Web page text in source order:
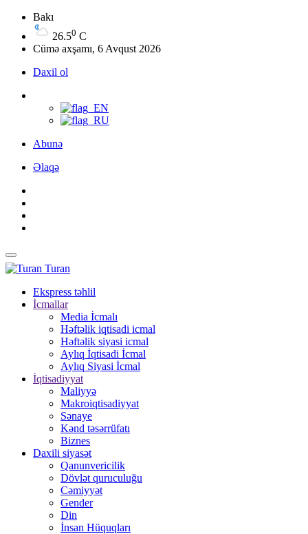
Bakı
26.50 C
Cümə axşamı, 6 Avqust 2026
Daxil ol
Abunə
Əlaqə
Turan
Ekspress təhlil
İcmallar
Media İcmalı
Həftəlik iqtisadi icmal
Həftəlik siyasi icmal
Aylıq İqtisadi İcmal
Aylıq Siyasi İcmal
İqtisadiyyat
Maliyyə
Makroiqtisadiyyat
Sənaye
Kənd təsərrüfatı
Biznes
Daxili siyasət
Qanunvericilik
Dövlət quruculuğu
Cəmiyyət
Gender
Din
İnsan Hüquqları